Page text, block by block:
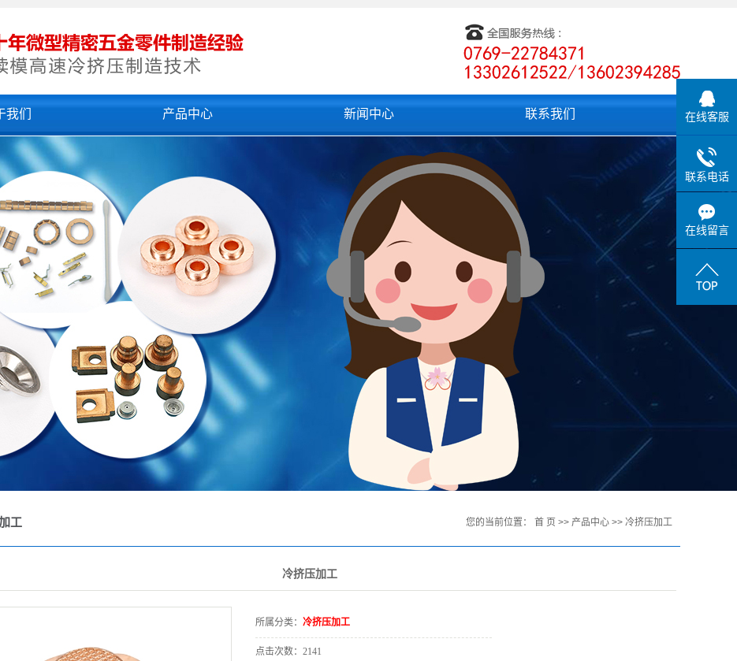
我们 产品中心
精密冲压加工
精密拉伸件
超细孔
精密冷挤压
新闻中心
技术知识
联系我们
工 您的当前位置： 首 页 >> 产品中心 >> 冷挤压加工
冷挤压加工
所属分类： 冷挤压加工
点击次数： 2141
在线客服
联系电话
在线留言